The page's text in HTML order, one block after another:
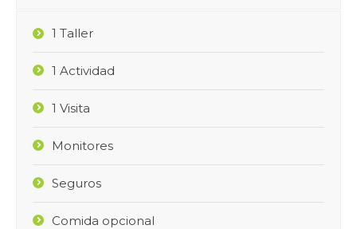
1 Taller
1 Actividad
1 Visita
Monitores
Seguros
Comida opcional